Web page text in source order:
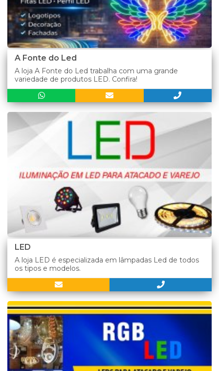
A Fonte do Led
A loja A Fonte do Led trabalha com uma grande
variedade de produtos LED. Confira!
LED
A loja LED é especializada em lâmpadas Led de todos
os tipos e modelos.